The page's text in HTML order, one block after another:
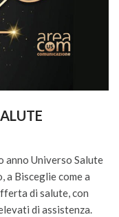
anno Universo Salute
a Bisceglie come a
di salute, con
di assistenza.